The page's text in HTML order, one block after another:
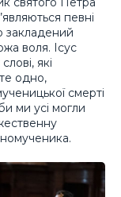
певні
закладений
воля. Ісус
які
одно,
смерті
ми усі могли